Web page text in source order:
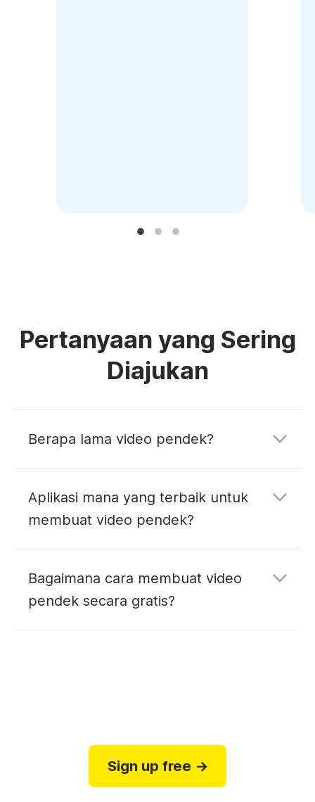
Pertanyaan yang Sering
Diajukan
Berapa lama video pendek?
Aplikasi mana yang terbaik untuk
membuat video pendek?
Bagaimana cara membuat video
pendek secara gratis?
Sign up free →